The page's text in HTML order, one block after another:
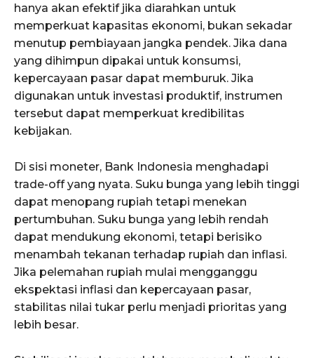
hanya akan efektif jika diarahkan untuk
memperkuat kapasitas ekonomi, bukan sekadar
menutup pembiayaan jangka pendek. Jika dana
yang dihimpun dipakai untuk konsumsi,
kepercayaan pasar dapat memburuk. Jika
digunakan untuk investasi produktif, instrumen
tersebut dapat memperkuat kredibilitas
kebijakan.
Di sisi moneter, Bank Indonesia menghadapi
trade-off yang nyata. Suku bunga yang lebih tinggi
dapat menopang rupiah tetapi menekan
pertumbuhan. Suku bunga yang lebih rendah
dapat mendukung ekonomi, tetapi berisiko
menambah tekanan terhadap rupiah dan inflasi.
Jika pelemahan rupiah mulai mengganggu
ekspektasi inflasi dan kepercayaan pasar,
stabilitas nilai tukar perlu menjadi prioritas yang
lebih besar.